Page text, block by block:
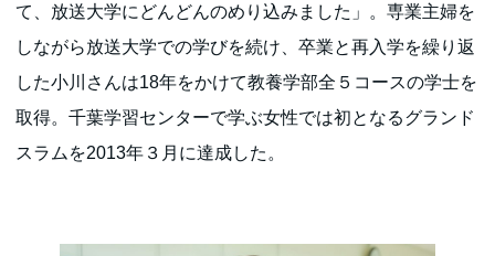
て、放送大学にどんどんのめり込みました」。専業主婦を
しながら放送大学での学びを続け、卒業と再入学を繰り返
した小川さんは18年をかけて教養学部全５コースの学士を
取得。千葉学習センターで学ぶ女性では初となるグランド
スラムを2013年３月に達成した。